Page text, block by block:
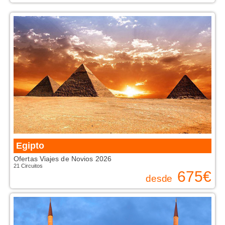
Egipto
Ofertas Viajes de Novios 2026
21 Circuitos
desde 675€